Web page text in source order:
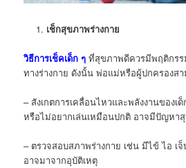
เช็กสุขภาพร่างกาย
วิธีการเช็คเด็ก ๆ ที่สุขภาพดีควรมีพฤติกร
ทางร่างกาย ดังนั้น พ่อแม่หรือผู้ปกครองสา
– สังเกตการเคลื่อนไหวและพลังงานของเ
หรือไม่อยากเล่นเหมือนปกติ อาจมีปัญหา
– ตรวจสอบสภาพร่างกาย เช่น มีไข้ ไอ
อาจมาจากอุบัติเหตุ